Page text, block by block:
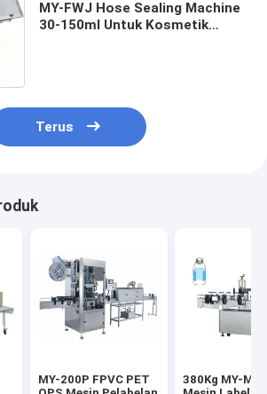
MY-FWJ Hose Sealing Machine
30-150ml Untuk Kosmetik
Terus
MY-200P FPVC PET
380Kg MY-